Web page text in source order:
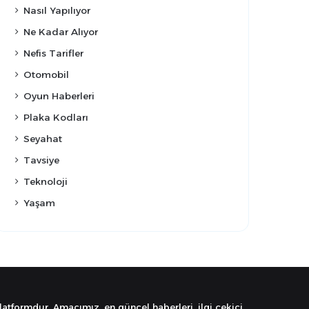
Nasıl Yapılıyor
Ne Kadar Alıyor
Nefis Tarifler
Otomobil
Oyun Haberleri
Plaka Kodları
Seyahat
Tavsiye
Teknoloji
Yaşam